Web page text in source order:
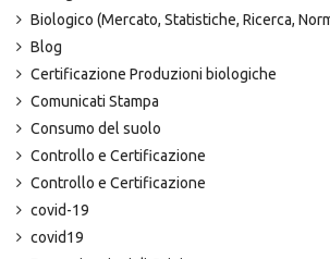
Biologico (Mercato, Statistiche, Ricerca,
Blog
Certificazione Produzioni biologiche
Comunicati Stampa
Consumo del suolo
Controllo e Certificazione
Controllo e Certificazione
covid-19
covid19